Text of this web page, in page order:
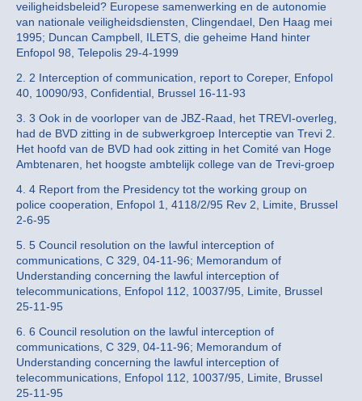
veiligheidsbeleid? Europese samenwerking en de autonomie
van nationale veiligheidsdiensten, Clingendael, Den Haag mei
1995; Duncan Campbell, ILETS, die geheime Hand hinter
Enfopol 98, Telepolis 29-4-1999
2. 2 Interception of communication, report to Coreper, Enfopol
40, 10090/93, Confidential, Brussel 16-11-93
3. 3 Ook in de voorloper van de JBZ-Raad, het TREVI-overleg,
had de BVD zitting in de subwerkgroep Interceptie van Trevi 2.
Het hoofd van de BVD had ook zitting in het Comité van Hoge
Ambtenaren, het hoogste ambtelijk college van de Trevi-groep
4. 4 Report from the Presidency tot the working group on
police cooperation, Enfopol 1, 4118/2/95 Rev 2, Limite, Brussel
2-6-95
5. 5 Council resolution on the lawful interception of
communications, C 329, 04-11-96; Memorandum of
Understanding concerning the lawful interception of
telecommunications, Enfopol 112, 10037/95, Limite, Brussel
25-11-95
6. 6 Council resolution on the lawful interception of
communications, C 329, 04-11-96; Memorandum of
Understanding concerning the lawful interception of
telecommunications, Enfopol 112, 10037/95, Limite, Brussel
25-11-95